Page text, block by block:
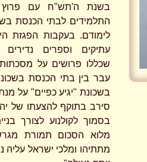
בשנת ה'תש"ח עם פרוץ
התלמידים לבתי הכנסת
לימודם. בעקבות הפגזת
עתיקים וספרים
שכללו פרושים על
עבר בין בתי הכנסת
בשכונת "יגיע כפיים" על
סירב בתוקף להצעתו של
בסמוך לקולנוע לצורך
מלוא הסכום תמורת
מתתיהו ומלכי ישראל